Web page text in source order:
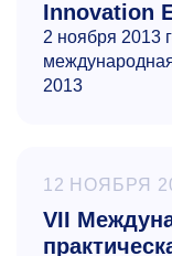
Innovation
2 ноября 2013
2013
12 НОЯБРЯ
VII